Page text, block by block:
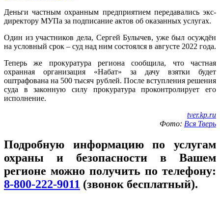
Деньги частным охранным предприятием передавались экс-
директору МУПа за подписание актов об оказанных услугах.
Один из участников дела, Сергей Булычев, уже был осуждён
на условный срок – суд над ним состоялся в августе 2022 года.
Теперь же прокуратура региона сообщила, что частная
охранная организация «Набат» за дачу взятки будет
оштрафована на 500 тысяч рублей. После вступления решения
суда в законную силу прокуратура проконтролирует его
исполнение.
tver.kp.ru
Фото: Вся Тверь
Подробную информацию по услугам
охраны и безопасности в Вашем
регионе можно получить по телефону:
8-800-222-9011 (звонок бесплатный).